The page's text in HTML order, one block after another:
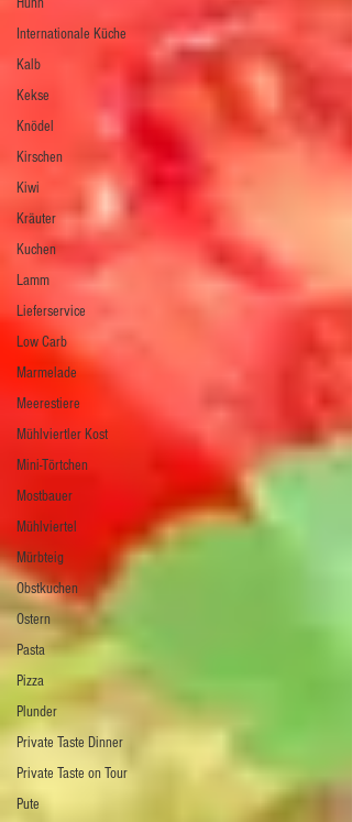
Internationale Küche
Kalb
Kekse
Knödel
Kirschen
Kiwi
Kräuter
Kuchen
Lamm
Lieferservice
Low Carb
Marmelade
Meerestiere
Mühlviertler Kost
Mini-Törtchen
Mostbauer
Mühlviertel
Mürbteig
Obstkuchen
Ostern
Pasta
Pizza
Plunder
Private Taste Dinner
Private Taste on Tour
Pute